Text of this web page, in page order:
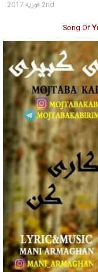
2nd فوریه 2017
Song Of